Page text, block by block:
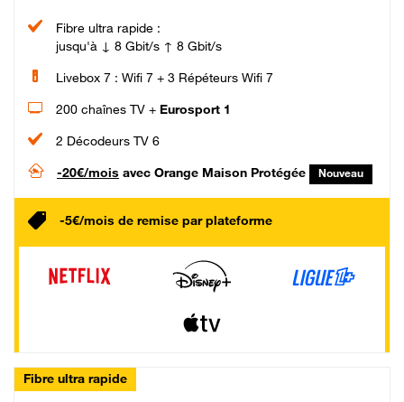
Fibre ultra rapide :
jusqu'à ↓ 8 Gbit/s ↑ 8 Gbit/s
Livebox 7 : Wifi 7 + 3 Répéteurs Wifi 7
200 chaînes TV + Eurosport 1
2 Décodeurs TV 6
-20€/mois avec Orange Maison Protégée Nouveau
-5€/mois de remise par plateforme
Fibre ultra rapide